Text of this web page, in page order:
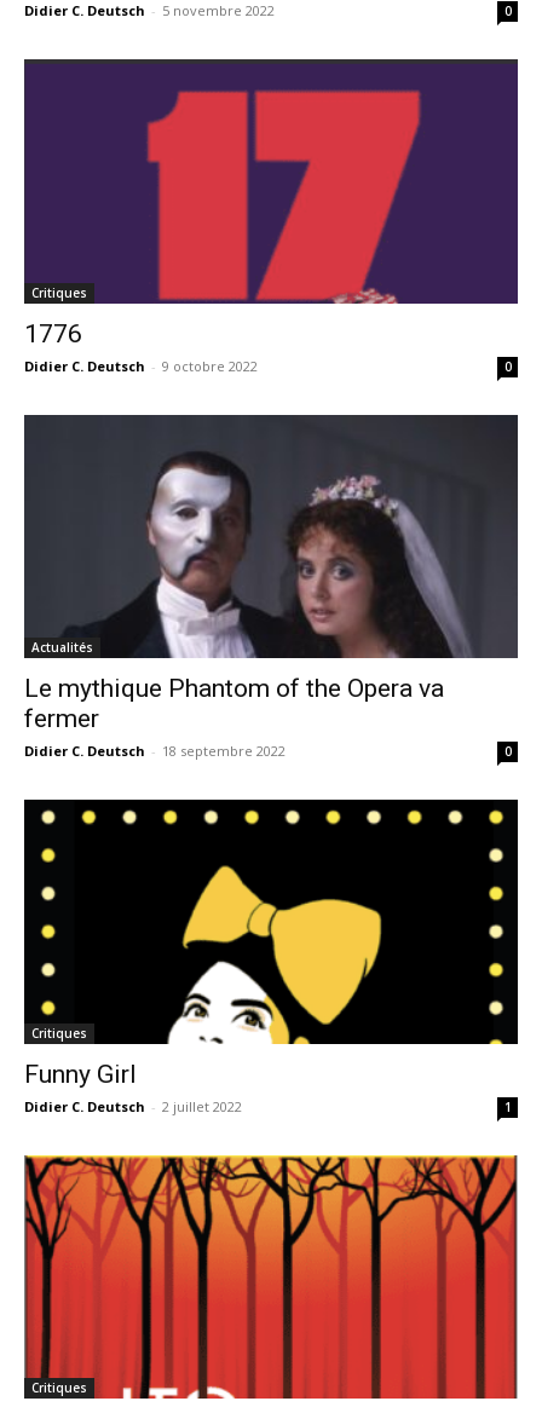
Didier C. Deutsch - 5 novembre 2022 0
Critiques
1776
Didier C. Deutsch - 9 octobre 2022 0
Actualités
Le mythique Phantom of the Opera va
fermer
Didier C. Deutsch - 18 septembre 2022 0
Critiques
Funny Girl
Didier C. Deutsch - 2 juillet 2022 1
Critiques